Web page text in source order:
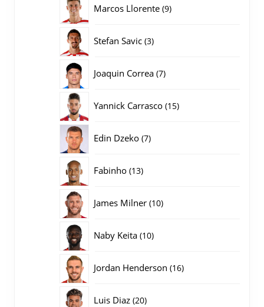
Marcos Llorente 99
Stefan Savic 33
Joaquin Correa 77
Yannick Carrasco 1515
Edin Dzeko 77
Fabinho 1313
James Milner 1010
Naby Keita 1010
Jordan Henderson 1616
Luis Diaz 2020